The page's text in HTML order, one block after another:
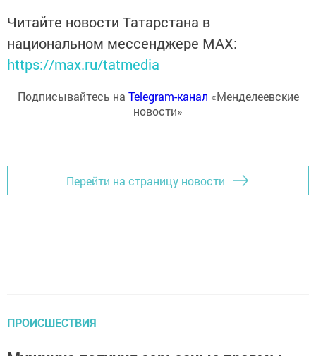
Читайте новости Татарстана в
национальном мессенджере MАХ:
https://max.ru/tatmedia
Подписывайтесь на Telegram-канал «Менделеевские
новости»
Перейти на страницу новости
ПРОИСШЕСТВИЯ